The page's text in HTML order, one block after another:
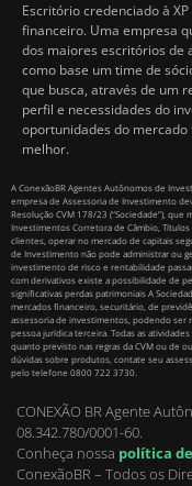
Escritório credenciado à
financeiro. Uma empresa
dos maiores escritórios de
como base um time de
que busca, através de um
perfil e necessidades do
oportunidades do
melhor.
A ConexãoBR Agentes Autônomos de
empresa de Assessoria de Investimento
Resolução CVM 178/23 (“Sociedade”),
Investimentos Corretora de Câmbio, Títulos
clientes, operar no mercado de capitais
de Investimento não pode administrar ou
investimento de risco e rentabilidade
com derivativos existe a possibilidade de
significativas perdas patrimoniais A
mercados financeiro, securitário, de
assessoria de investimentos, podendo ser
pessoa jurídica terceira. Todas as
quanto previsto nas regras da CVM ou de
dúvidas sobre produtos, contate seu
pelo telefone 0800 722 3730.
CONEXÃO BR Agente
08.342.780/0001-60.
Conheça nossa política
ConexãoBR – Todos os